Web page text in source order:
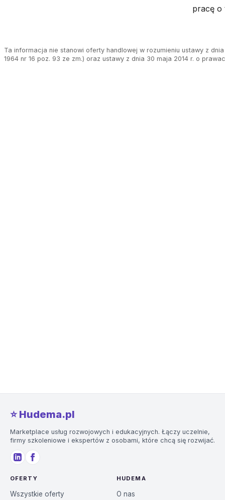
pracę o
Ta informacja nie stanowi oferty handlowej w rozumieniu ustawy z
1964 nr 16 poz. 93 ze zm.) oraz ustawy z dnia 30 maja 2014 r. o
⭐️ Hudema.pl
Marketplace usług rozwojowych i edukacyjnych. Łączy uczelnie,
firmy szkoleniowe i ekspertów z osobami, które chcą się rozwijać.
OFERTY
Wszystkie oferty
HUDEMA
O nas